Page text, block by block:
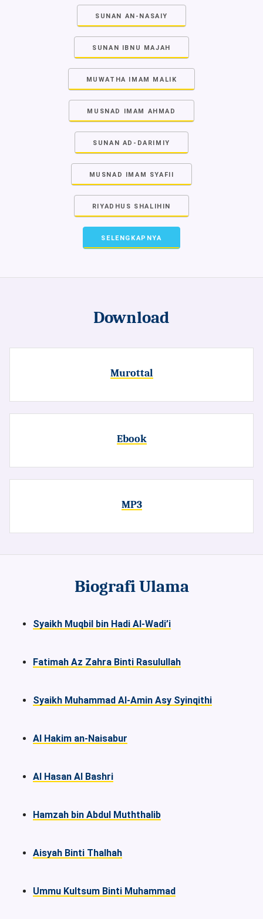
SUNAN AN-NASAIY
SUNAN IBNU MAJAH
MUWATHA IMAM MALIK
MUSNAD IMAM AHMAD
SUNAN AD-DARIMIY
MUSNAD IMAM SYAFII
RIYADHUS SHALIHIN
SELENGKAPNYA
Download
Murottal
Ebook
MP3
Biografi Ulama
Syaikh Muqbil bin Hadi Al-Wadi’i
Fatimah Az Zahra Binti Rasulullah
Syaikh Muhammad Al-Amin Asy Syinqithi
Al Hakim an-Naisabur
Al Hasan Al Bashri
Hamzah bin Abdul Muththalib
Aisyah Binti Thalhah
Ummu Kultsum Binti Muhammad